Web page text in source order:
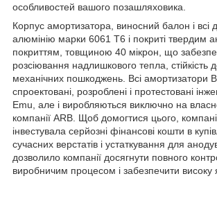
особливостей вашого позашляховика.
Корпус амортизатора, виносний балон і всі
алюмінію марки 6061 Т6 і покриті твердим
покриттям, товщиною 40 мікрон, що
розсіювання надлишкового тепла, стійкість
механічних пошкоджень. Всі амортизатори
спроектовані, розроблені і протестовані
Emu, але і виробляються виключно на
компанії ARB. Щоб домогтися цього,
інвестувала серйозні фінансові кошти в
сучасних верстатів і устаткування для
дозволило компанії досягнути повного
виробничим процесом і забезпечити високу